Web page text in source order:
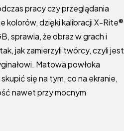
pracy czy przeglądania
kolorów, dzięki kalibracji X-Rite®
sprawia, że obraz w grach i
jak zamierzyli twórcy, czyli jest
Matowa powłoka
się na tym, co na ekranie,
nawet przy mocnym